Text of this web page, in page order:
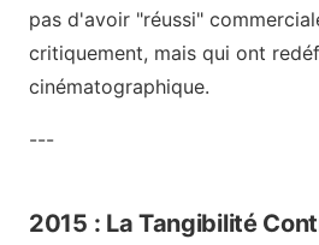
pas d'avoir "réussi"
critiquement, mais qui ont
cinématographique.
---
2015 : La Tangibilité